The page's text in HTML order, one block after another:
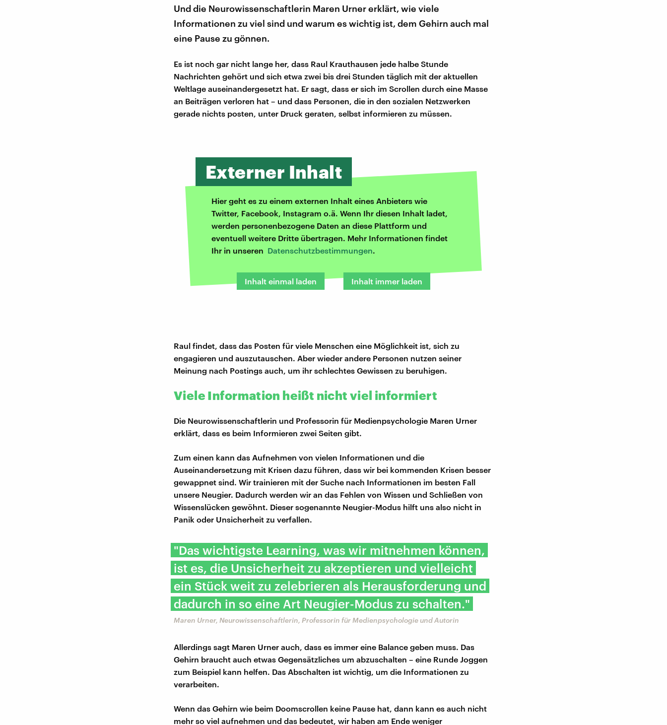
Und die Neurowissenschaftlerin Maren Urner erklärt, wie viele
Informationen zu viel sind und warum es wichtig ist, dem Gehirn auch mal
eine Pause zu gönnen.
Es ist noch gar nicht lange her, dass Raul Krauthausen jede halbe Stunde
Nachrichten gehört und sich etwa zwei bis drei Stunden täglich mit der aktuellen
Weltlage auseinandergesetzt hat. Er sagt, dass er sich im Scrollen durch eine Masse
an Beiträgen verloren hat – und dass Personen, die in den sozialen Netzwerken
gerade nichts posten, unter Druck geraten, selbst informieren zu müssen.
Externer Inhalt
Hier geht es zu einem externen Inhalt eines Anbieters wie
Twitter, Facebook, Instagram o.ä. Wenn Ihr diesen Inhalt ladet,
werden personenbezogene Daten an diese Plattform und
eventuell weitere Dritte übertragen. Mehr Informationen findet
Ihr in unseren Datenschutzbestimmungen.
Inhalt einmal laden Inhalt immer laden
Raul findet, dass das Posten für viele Menschen eine Möglichkeit ist, sich zu
engagieren und auszutauschen. Aber wieder andere Personen nutzen seiner
Meinung nach Postings auch, um ihr schlechtes Gewissen zu beruhigen.
Viele Information heißt nicht viel informiert
Die Neurowissenschaftlerin und Professorin für Medienpsychologie Maren Urner
erklärt, dass es beim Informieren zwei Seiten gibt.
Zum einen kann das Aufnehmen von vielen Informationen und die
Auseinandersetzung mit Krisen dazu führen, dass wir bei kommenden Krisen besser
gewappnet sind. Wir trainieren mit der Suche nach Informationen im besten Fall
unsere Neugier. Dadurch werden wir an das Fehlen von Wissen und Schließen von
Wissenslücken gewöhnt. Dieser sogenannte Neugier-Modus hilft uns also nicht in
Panik oder Unsicherheit zu verfallen.
"Das wichtigste Learning, was wir mitnehmen können,
ist es, die Unsicherheit zu akzeptieren und vielleicht
ein Stück weit zu zelebrieren als Herausforderung und
dadurch in so eine Art Neugier-Modus zu schalten."
Maren Urner, Neurowissenschaftlerin, Professorin für Medienpsychologie und Autorin
Allerdings sagt Maren Urner auch, dass es immer eine Balance geben muss. Das
Gehirn braucht auch etwas Gegensätzliches um abzuschalten – eine Runde Joggen
zum Beispiel kann helfen. Das Abschalten ist wichtig, um die Informationen zu
verarbeiten.
Wenn das Gehirn wie beim Doomscrollen keine Pause hat, dann kann es auch nicht
mehr so viel aufnehmen und das bedeutet, wir haben am Ende weniger